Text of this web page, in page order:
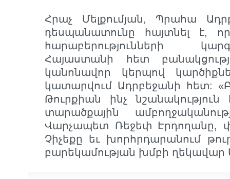
Հրաչ Մելքումյան, Պրահա
դեսպանատունը հայտնել է,
հարաբերությունների
Հայաստանի հետ
կանոնավոր կերպով
կատարվում Ադրբեջանի հետ:
Թուրքիան ինչ
տարածքային
Վարչապետ Ռեջեփ Էրդողանը,
Չիչեքը եւ խորհրդարանում
բարեկամության խմբի